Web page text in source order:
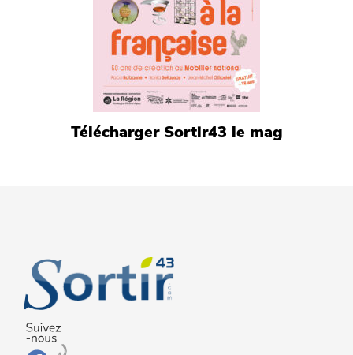
Télécharger Sortir43 le mag